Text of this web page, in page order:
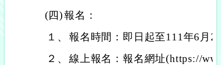
(四)報名：
１、 報名時間：即日起至111年6月
２、 線上報名：報名網址(https://